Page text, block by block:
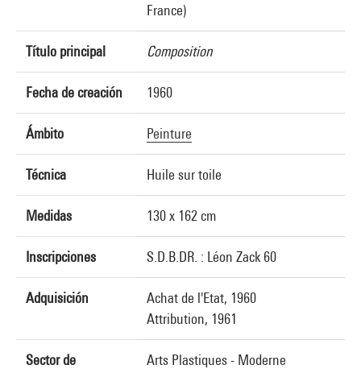
France)
Título principal Composition
Fecha de creación 1960
Ámbito Peinture
Técnica Huile sur toile
Medidas 130 x 162 cm
Inscripciones S.D.B.DR. : Léon Zack 60
Adquisición
Achat de l'Etat, 1960
Attribution, 1961
Sector de
Arts Plastiques - Moderne